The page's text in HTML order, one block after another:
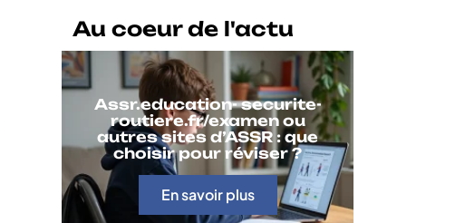
Au coeur de l'actu
Assr.education- securite-
routiere.fr/examen ou
autres sites d’ASSR : que
choisir pour réviser ?
En savoir plus